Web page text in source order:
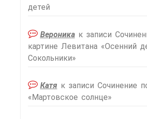
детей
Вероникак записи
картине Левитана «Осенний
Сокольники»
Катяк записи Сочинение
«Мартовское солнце»